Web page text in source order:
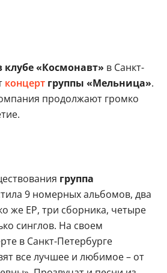
клубе «Космонавт» в Санкт-
концерт группы «Мельница».
продолжают громко
группа
9 номерных альбомов, два
же ЕР, три сборника, четыре
синглов. На своем
в Санкт-Петербурге
все лучшее и любимое – от